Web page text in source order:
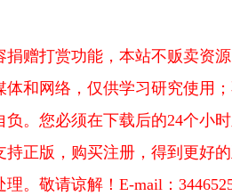
赠打赏功能，本站不贩卖资
和网络，仅供学习研究使用
。您必须在下载后的24个小
正版，购买注册，得到更好
。敬请谅解！E-mail：